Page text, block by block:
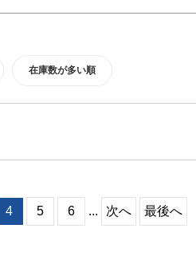
在庫数が多い順
4 5 6 ... 次へ 最後へ